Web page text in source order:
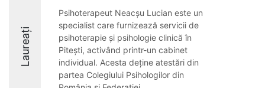
Laureați
Psihoterapeut Neacșu Lucian este un
specialist care furnizează servicii de
psihoterapie și psihologie clinică în
Pitești, activând printr-un cabinet
individual. Acesta deține atestări din
partea Colegiului Psihologilor din